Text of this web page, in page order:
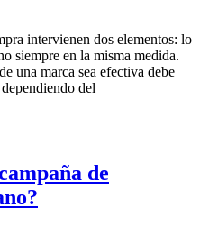
intervienen dos elementos: lo
siempre en la misma medida.
una marca sea efectiva debe
del
de